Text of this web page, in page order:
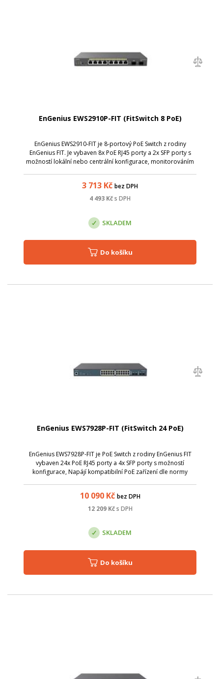
EnGenius EWS2910P-FIT (FitSwitch 8 PoE)
EnGenius EWS2910-FIT je 8-portový PoE Switch z rodiny
EnGenius FIT. Je vybaven 8x PoE RJ45 porty a 2x SFP porty s
možností lokální nebo centrální konfigurace, monitorováním
3 713 Kč bez DPH
4 493 Kčs DPH
SKLADEM
Do košíku
EnGenius EWS7928P-FIT (FitSwitch 24 PoE)
EnGenius EWS7928P-FIT je PoE Switch z rodiny EnGenius FIT
vybaven 24x PoE RJ45 porty a 4x SFP porty s možností
konfigurace, Napájí kompatibilní PoE zařízení dle normy
10 090Kč bez DPH
12 209Kč s DPH
SKLADEM
Do košíku